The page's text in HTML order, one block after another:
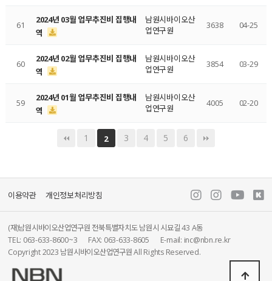
61
2024년 03월 업무추진비 집행내
역
남원시바이오산
업연구원
3638 04-25
60
2024년 02월 업무추진비 집행내
역
남원시바이오산
업연구원
3854 03-29
59
2024년 01월 업무추진비 집행내
역
남원시바이오산
업연구원
4005 02-20
1 2 3 4 5 6
이용약관 개인정보처리방침
(재)남원시바이오산업연구원 전북특별자치도 남원시 시묘길 43 A동
TEL: 063-633-8600~3
FAX: 063-633-8605
E-mail: inc@nbn.re.kr
Copyright 2023 남원시바이오산업연구원 All Rights Reserved.